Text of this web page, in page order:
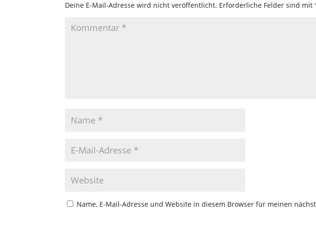
Deine E-Mail-Adresse wird nicht veröffentlicht. Erforderliche Felder sind mit
Name, E-Mail-Adresse und Website in diesem Browser für meinen